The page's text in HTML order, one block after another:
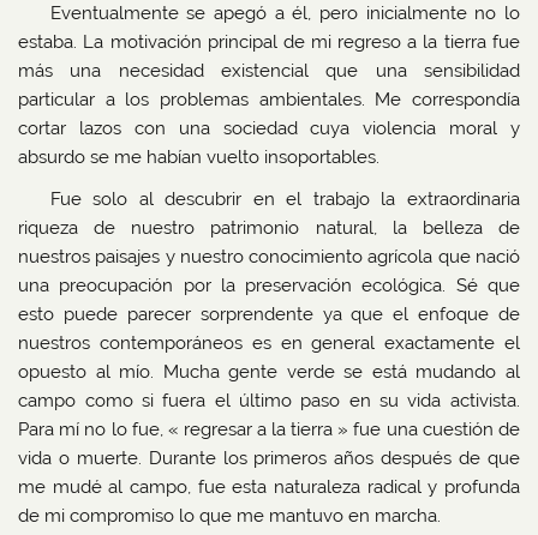
Eventualmente se apegó a él, pero inicialmente no lo
estaba. La motivación principal de mi regreso a la tierra fue
más una necesidad existencial que una sensibilidad
particular a los problemas ambientales. Me correspondía
cortar lazos con una sociedad cuya violencia moral y
absurdo se me habían vuelto insoportables.
Fue solo al descubrir en el trabajo la extraordinaria
riqueza de nuestro patrimonio natural, la belleza de
nuestros paisajes y nuestro conocimiento agrícola que nació
una preocupación por la preservación ecológica. Sé que
esto puede parecer sorprendente ya que el enfoque de
nuestros contemporáneos es en general exactamente el
opuesto al mío. Mucha gente verde se está mudando al
campo como si fuera el último paso en su vida activista.
Para mí no lo fue, « regresar a la tierra » fue una cuestión de
vida o muerte. Durante los primeros años después de que
me mudé al campo, fue esta naturaleza radical y profunda
de mi compromiso lo que me mantuvo en marcha.